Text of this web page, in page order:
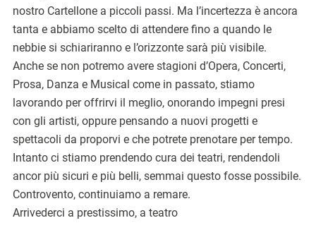
nostro Cartellone a piccoli passi. Ma l’incertezza è ancora
tanta e abbiamo scelto di attendere fino a quando le
nebbie si schiariranno e l’orizzonte sarà più visibile.
Anche se non potremo avere stagioni d’Opera, Concerti,
Prosa, Danza e Musical come in passato, stiamo
lavorando per offrirvi il meglio, onorando impegni presi
con gli artisti, oppure pensando a nuovi progetti e
spettacoli da proporvi e che potrete prenotare per tempo.
Intanto ci stiamo prendendo cura dei teatri, rendendoli
ancor più sicuri e più belli, semmai questo fosse possibile.
Controvento, continuiamo a remare.
Arrivederci a prestissimo, a teatro